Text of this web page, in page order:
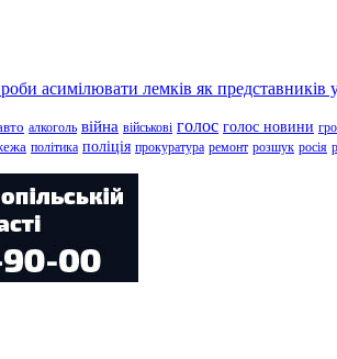
асимілювати лемків як представників
алкоголь війна військові голос голос новини
політика поліція прокуратура ремонт розшук росія